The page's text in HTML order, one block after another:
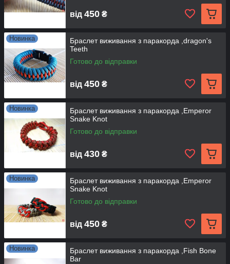
від 450 ₴
Новинка
Браслет виживання з паракорда ,dragon's
Teeth
Готово до відправки
від 450 ₴
Новинка
Браслет виживання з паракорда ,Emperor
Snake Knot
Готово до відправки
від 430 ₴
Новинка
Браслет виживання з паракорда ,Emperor
Snake Knot
Готово до відправки
від 450 ₴
Новинка
Браслет виживання з паракорда ,Fish Bone
Bar